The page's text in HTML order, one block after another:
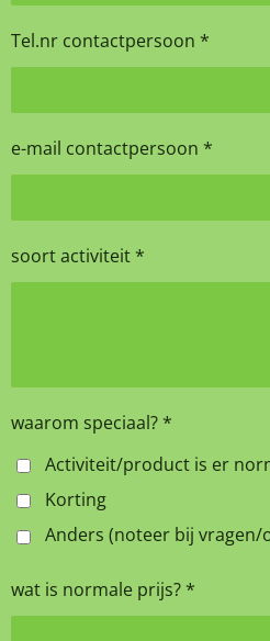
Tel.nr contactpersoon *
e-mail contactpersoon *
soort activiteit *
waarom speciaal? *
Activiteit/product is er
Korting
Anders (noteer bij vragen/
wat is normale prijs? *